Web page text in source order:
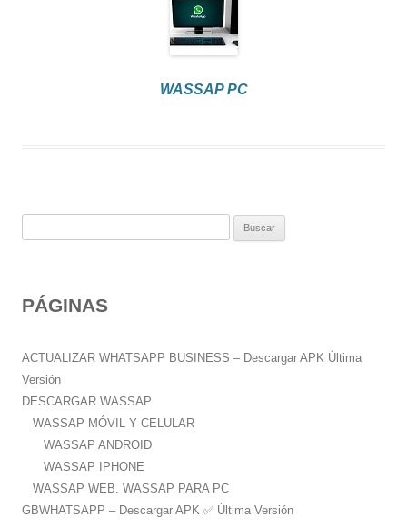
WASSAP PC
a
:
PÁGINAS
ACTUALIZAR WHATSAPP BUSINESS – Descargar APK Última
Versión
DESCARGAR WASSAP
WASSAP MÓVIL Y CELULAR
WASSAP ANDROID
WASSAP IPHONE
WASSAP WEB. WASSAP PARA PC
GBWHATSAPP – Descargar APK ✅️ Última Versión